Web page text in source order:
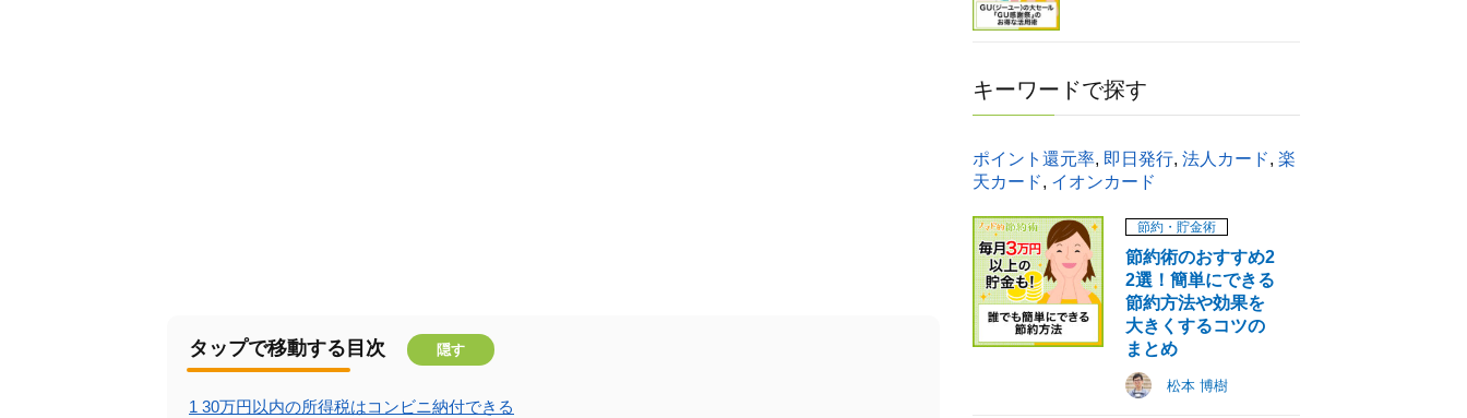
タップで移動する目次 隠す
1 30万円以内の所得税はコンビニ納付できる
キーワードで探す
ポイント還元率, 即日発行, 法人カード, 楽
天カード, イオンカード
節約・貯金術
節約術のおすすめ2
2選！簡単にできる
節約方法や効果を
大きくするコツの
まとめ
松本 博樹